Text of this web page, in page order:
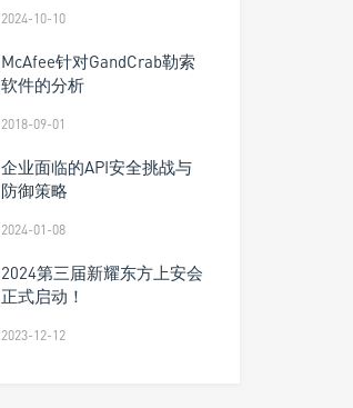
2024-10-10
McAfee针对GandCrab勒索
软件的分析
2018-09-01
企业面临的API安全挑战与
防御策略
2024-01-08
2024第三届新耀东方上安会
正式启动！
2023-12-12